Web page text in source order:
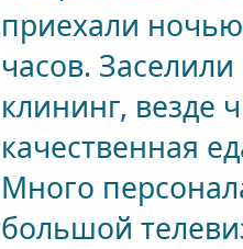
приехали
часов.
клининг, везде
качественная
Много
большой